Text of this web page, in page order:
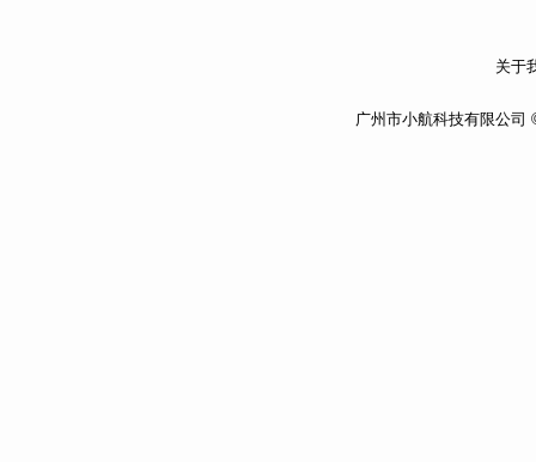
关于
广州市小航科技有限公